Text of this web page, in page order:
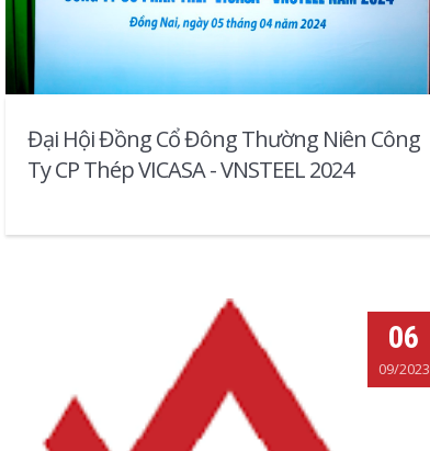
Đại Hội Đồng Cổ Đông Thường Niên Công
Ty CP Thép VICASA - VNSTEEL 2024
06
09/2023